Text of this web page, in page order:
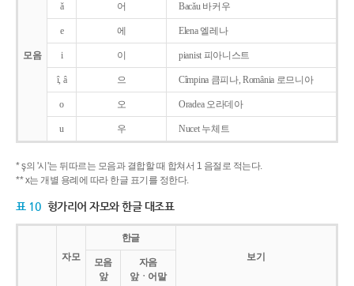
모음
ǎ 어 Bacǎu 바커우
e 에 Elena 엘레나
i 이 pianist 피아니스트
î, â 으 Cîmpina 큼피나, România 로므니아
o 오 Oradea 오라데아
u 우 Nucet 누체트
* ş의 '시'는 뒤따르는 모음과 결합할 때 합쳐서 1 음절로 적는다.
** x는 개별 용례에 따라 한글 표기를 정한다.
표 10 헝가리어 자모와 한글 대조표
자모
한글
보기
모음
앞
자음
앞ㆍ어말